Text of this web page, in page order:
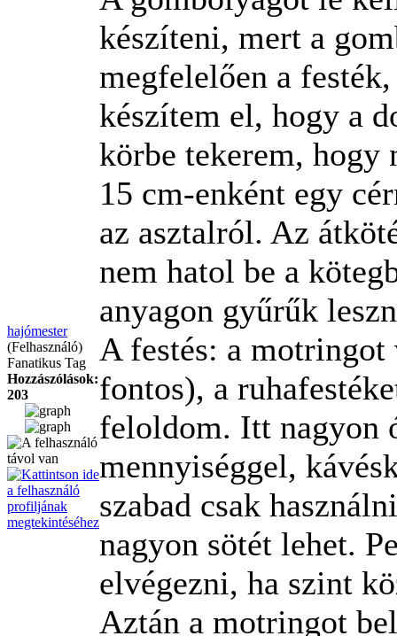
hajómester
(Felhasználó)
Fanatikus Tag
Hozzászólások:
203
készíteni, mert a
megfelelően a
készítem el, hogy a
körbe tekerem, hogy
15 cm-enként egy
az asztalról. Az
nem hatol be a
anyagon gyűrűk
A festés: a
fontos), a
feloldom. Itt nagyon
mennyiséggel,
szabad csak
nagyon sötét lehet.
elvégezni, ha szint
Aztán a motringot